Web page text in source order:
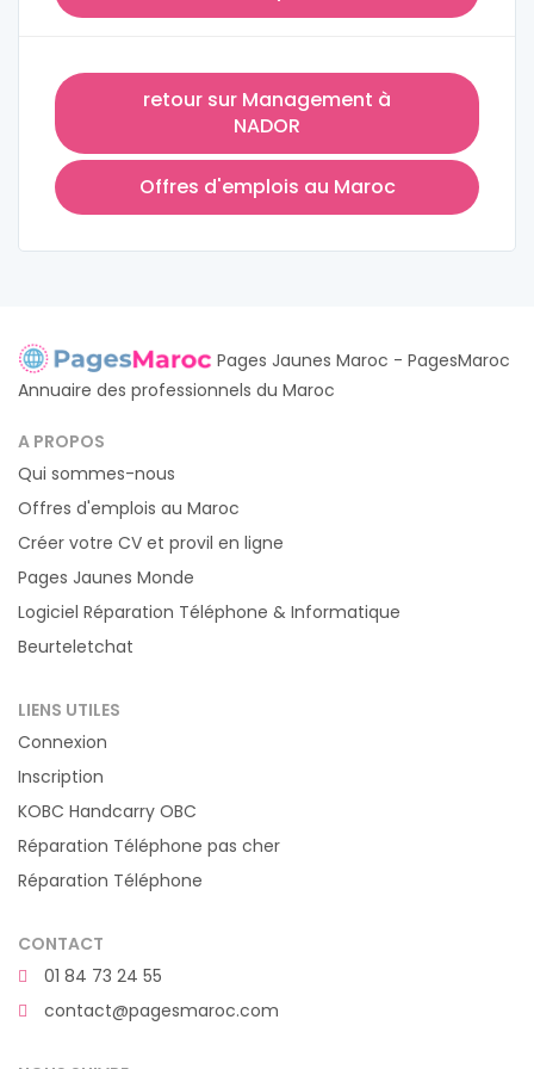
retour sur Management à
NADOR
Offres d'emplois au Maroc
Pages Jaunes Maroc - PagesMaroc
Annuaire des professionnels du Maroc
A PROPOS
Qui sommes-nous
Offres d'emplois au Maroc
Créer votre CV et provil en ligne
Pages Jaunes Monde
Logiciel Réparation Téléphone & Informatique
Beurteletchat
LIENS UTILES
Connexion
Inscription
KOBC Handcarry OBC
Réparation Téléphone pas cher
Réparation Téléphone
CONTACT
01 84 73 24 55
contact@pagesmaroc.com